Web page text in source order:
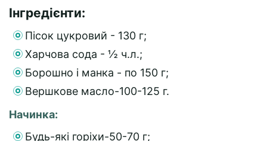
Інгредієнти:
Пісок цукровий - 130 г;
Харчова сода - ½ ч.л.;
Борошно і манка - по 150 г;
Вершкове масло-100-125 г.
Начинка:
Будь-які горіхи-50-70 г;